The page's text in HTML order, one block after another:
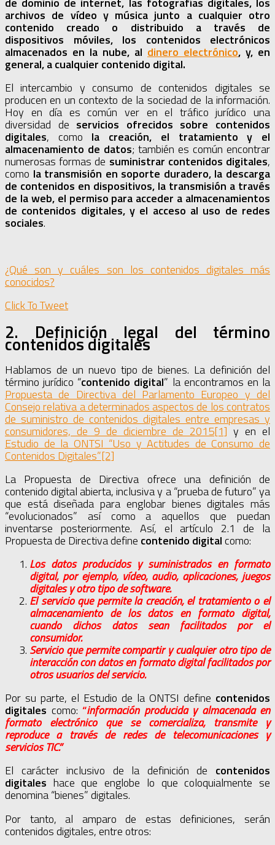
archivos de vídeo y música junto a cualquier otro
contenido creado o distribuido a través de
dispositivos móviles, los contenidos electrónicos
almacenados en la nube, al dinero electrónico, y, en
general, a cualquier contenido digital.
El intercambio y consumo de contenidos digitales se
producen en un contexto de la sociedad de la información.
Hoy en día es común ver en el tráfico jurídico una
diversidad de servicios ofrecidos sobre contenidos
digitales, como la creación, el tratamiento y el
almacenamiento de datos; también es común encontrar
numerosas formas de suministrar contenidos digitales,
como la transmisión en soporte duradero, la descarga
de contenidos en dispositivos, la transmisión a través
de la web, el permiso para acceder a almacenamientos
de contenidos digitales, y el acceso al uso de redes
sociales.
¿Qué son y cuáles son los contenidos digitales más
conocidos?
Click To Tweet
2. Definición legal del término
contenidos digitales
Hablamos de un nuevo tipo de bienes. La definición del
término jurídico “contenido digital” la encontramos en la
Propuesta de Directiva del Parlamento Europeo y del
Consejo relativa a determinados aspectos de los contratos
de suministro de contenidos digitales entre empresas y
consumidores, de 9 de diciembre de 2015[1] y en el
Estudio de la ONTSI “Uso y Actitudes de Consumo de
Contenidos Digitales”[2]
La Propuesta de Directiva ofrece una definición de
contenido digital abierta, inclusiva y a “prueba de futuro” ya
que está diseñada para englobar bienes digitales más
“evolucionados” así como a aquellos que puedan
inventarse posteriormente. Así, el artículo 2.1 de la
Propuesta de Directiva define contenido digitalcomo:
Los datos producidos y suministrados en formato
digital, por ejemplo, vídeo, audio, aplicaciones, juegos
digitales y otro tipo de software.
El servicio que permite la creación, el tratamiento o el
almacenamiento de los datos en formato digital,
cuando dichos datos sean facilitados por el
consumidor.
Servicio que permite compartir y cualquier otro tipo de
interacción con datos en formato digital facilitados por
otros usuarios del servicio.
Por su parte, el Estudio de la ONTSI define contenidos
digitales como: “información producida y almacenada en
formato electrónico que se comercializa, transmite y
reproduce a través de redes de telecomunicaciones y
servicios TIC.”
El carácter inclusivo de la definición de contenidos
digitales hace que englobe lo que coloquialmente se
denomina “bienes” digitales.
Por tanto, al amparo de estas definiciones, serán
contenidos digitales, entre otros: